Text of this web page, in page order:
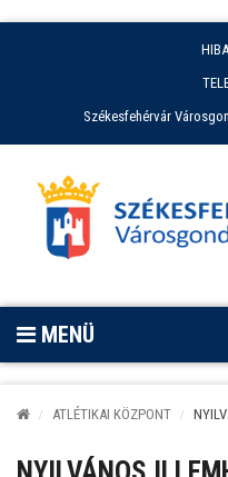
Székesfehérvár
MENÜ
ATLÉTIKAI KÖZPONT